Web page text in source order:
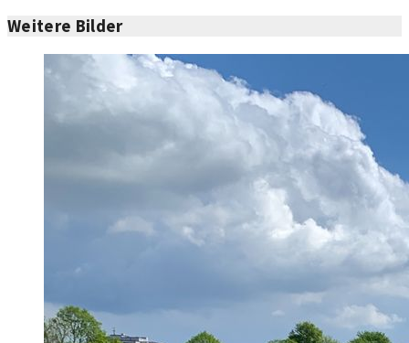
Weitere Bilder